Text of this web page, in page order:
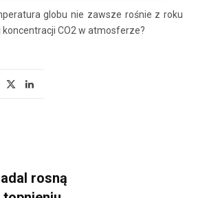
globu nie zawsze rośnie z roku
CO2 w atmosferze?
rosną